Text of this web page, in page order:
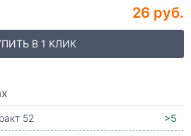
26 руб.
В 1 КЛИК
52
>5